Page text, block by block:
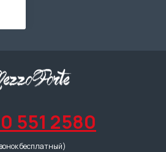
551 2580
бесплатный)